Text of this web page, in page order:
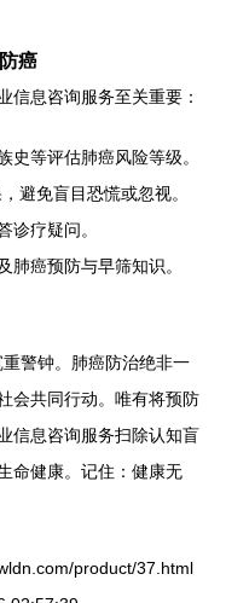
癌
信息咨询服务至关重要：
史等评估肺癌风险等级。
避免盲目恐慌或忽视。
诊疗疑问。
肺癌预防与早筛知识。
警钟。肺癌防治绝非一
会共同行动。唯有将预防
信息咨询服务扫除认知盲
命健康。记住：健康无
product/37.html